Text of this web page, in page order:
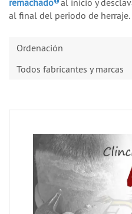
remachado al inicio y
al final del periodo de herraje.
Ordenación
Todos fabricantes y marcas